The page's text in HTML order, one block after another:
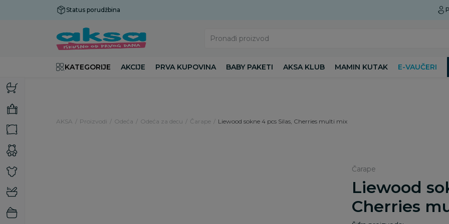
Status porudžbina
Pronađi proizvod
KATEGORIJE AKCIJE PRVA KUPOVINA BABY PAKETI AKSA KLUB MAMIN KUTAK E-VAUČERI
AKSA Proizvodi Odeća Odeća za decu Čarape Liewood sokne 4 pcs Silas, Cherries multi mix
Čarape
Liewood
Cherries